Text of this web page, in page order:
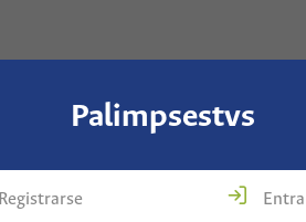
Palimpsestvs
Registrarse